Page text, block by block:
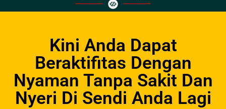
Kini Anda Dapat
Beraktifitas Dengan
Nyaman Tanpa Sakit Dan
Nyeri Di Sendi Anda Lagi